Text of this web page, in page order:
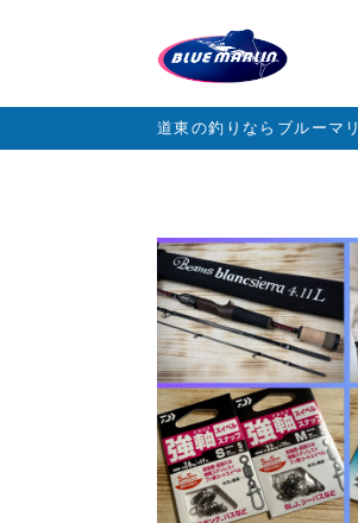
道東の釣りならブルーマ